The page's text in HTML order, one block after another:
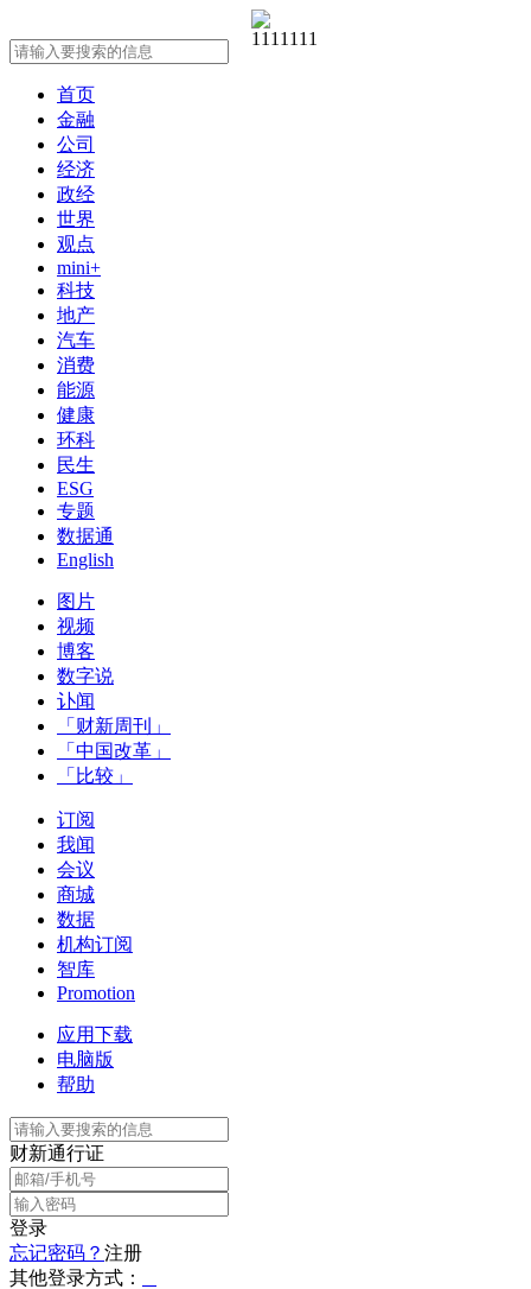
首页
金融
公司
经济
政经
世界
观点
mini+
科技
地产
汽车
消费
能源
健康
环科
民生
ESG
专题
数据通
English
图片
视频
博客
数字说
讣闻
「财新周刊」
「中国改革」
「比较」
订阅
我闻
会议
商城
数据
机构订阅
智库
Promotion
应用下载
电脑版
帮助
财新通行证
登录
忘记密码？ 注册
其他登录方式：